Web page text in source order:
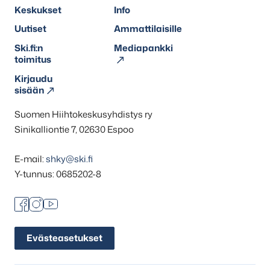
Keskukset
Info
Uutiset
Ammattilaisille
Ski.fi:n
toimitus
Mediapankki
Kirjaudu
sisään
Suomen Hiihtokeskusyhdistys ry
Sinikalliontie 7, 02630 Espoo
E-mail:shky@ski.fi
Y-tunnus: 0685202-8
Facebook
Instagram
Youtube
Evästeasetukset